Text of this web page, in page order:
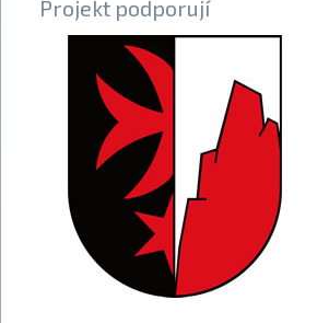
Projekt podporují